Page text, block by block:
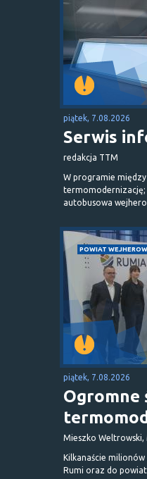
piątek, 7.08.2026
Serwis
redakcja TTM
W programie
termomodernizację;
autobusowa
POWIAT
piątek, 7.08.2026
Ogromne
Mieszko Weltrowski,
Kilkanaście
Rumi oraz do